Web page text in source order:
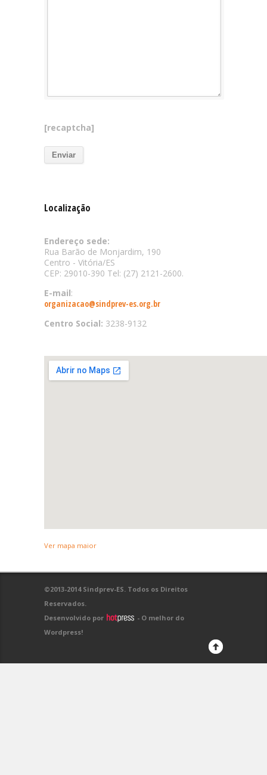
[recaptcha]
Localização
Endereço sede:
Rua Barão de Monjardim, 190
Centro - Vitória/ES
CEP: 29010-390 Tel: (27) 2121-2600.
E-mail:
organizacao@sindprev-es.org.br
Centro Social: 3238-9132
Ver mapa maior
©2013-2014 Sindprev-ES. Todos os Direitos
Reservados.
Desenvolvido por
- O melhor do
Wordpress!